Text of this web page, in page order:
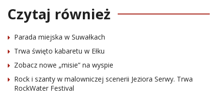
Czytaj również
Parada miejska w Suwałkach
Trwa święto kabaretu w Ełku
Zobacz nowe „misie” na wyspie
Rock i szanty w malowniczej scenerii Jeziora Serwy. Trwa
RockWater Festival